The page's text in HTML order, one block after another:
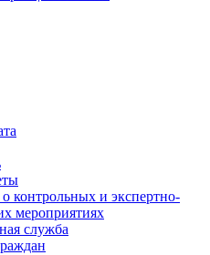
контрольных и экспертно-
мероприятиях
служба